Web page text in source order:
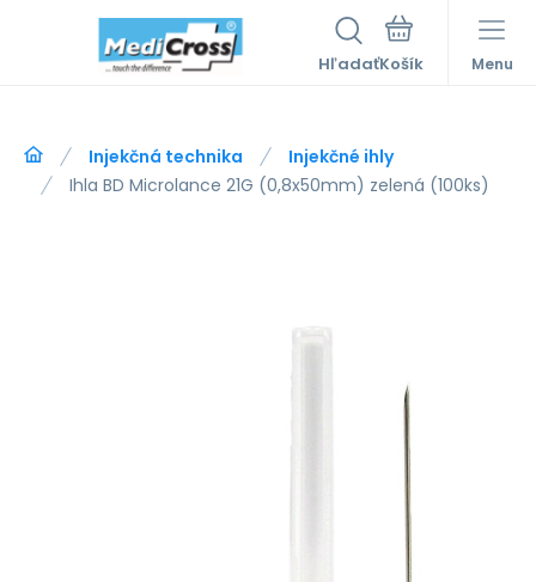
Hľadať Menu
Injekčná technika
Injekčné ihly
Ihla BD Microlance 21G (0,8x50mm) zelená (100ks)